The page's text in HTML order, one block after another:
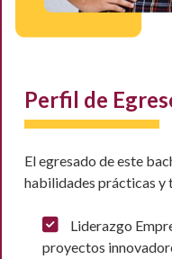
Perfil de
El egresado de este
habilidades prácticas y
Liderazgo
proyectos